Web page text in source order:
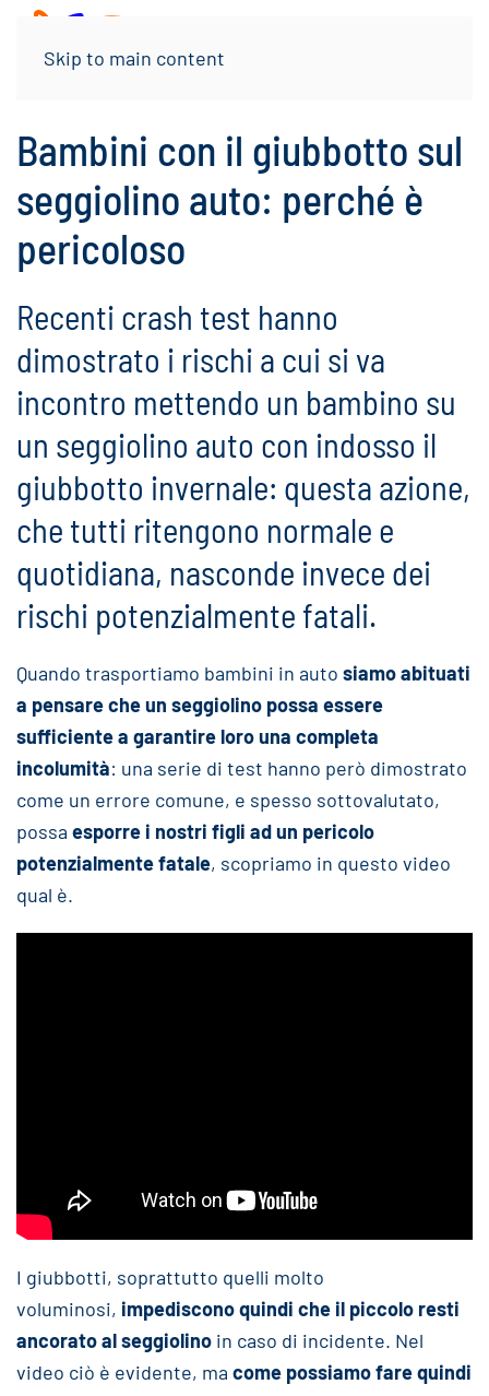
Skip to main content
Bambini con il giubbotto sul
seggiolino auto: perché è
pericoloso
Recenti crash test hanno
dimostrato i rischi a cui si va
incontro mettendo un bambino su
un seggiolino auto con indosso il
giubbotto invernale: questa azione,
che tutti ritengono normale e
quotidiana, nasconde invece dei
rischi potenzialmente fatali.
Quando trasportiamo bambini in auto siamo abituati
a pensare che un seggiolino possa essere
sufficiente a garantire loro una completa
incolumità: una serie di test hanno però dimostrato
come un errore comune, e spesso sottovalutato,
possa esporre i nostri figli ad un pericolo
potenzialmente fatale, scopriamo in questo video
qual è.
I giubbotti, soprattutto quelli molto
voluminosi, impediscono quindi che il piccolo resti
ancorato al seggiolino in caso di incidente. Nel
video ciò è evidente, ma come possiamo fare quindi